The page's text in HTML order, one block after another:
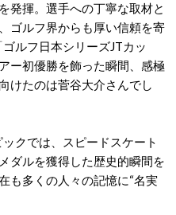
発揮。 選手への丁寧な取材と
ゴルフ界からも厚い信頼を寄
ルフ日本シリーズJTカッ
ー初優勝を飾った瞬間、感極
けたのは菅谷大介さんでし
クでは、スピードスケート
ダルを獲得した歴史的瞬間を
も多くの人々の記憶に“名実